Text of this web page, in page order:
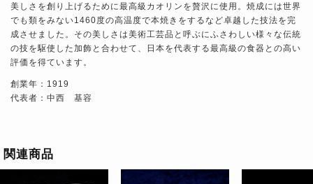
美しさを創り上げるために最高級カオリンを贅沢に使用。焼成には世界
でも類をみない1460度の高温度で本焼きをするなど卓越した技法を完
成させました。その美しさは美術工芸品と呼ぶにふさわしい様々な伝統
の技を駆使した加飾と合わせて、日本を代表する最高級の食器との高い
評価を得ています。
創業年：1919
代表者：中西 基容
関連商品